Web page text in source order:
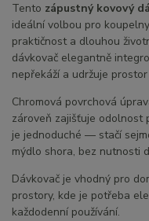
Tento zápustný kovový
ideální volbou pro
praktičnost a dlouhou
dávkovač elegantně
nepřekáží a udržuje
Chromová povrchová
zároveň zajišťuje odolnost
je jednoduché — stačí
mýdlo shora, bez nutnosti
Dávkovač je vhodný pro
prostory, kde je potřeba
každodenní používání.